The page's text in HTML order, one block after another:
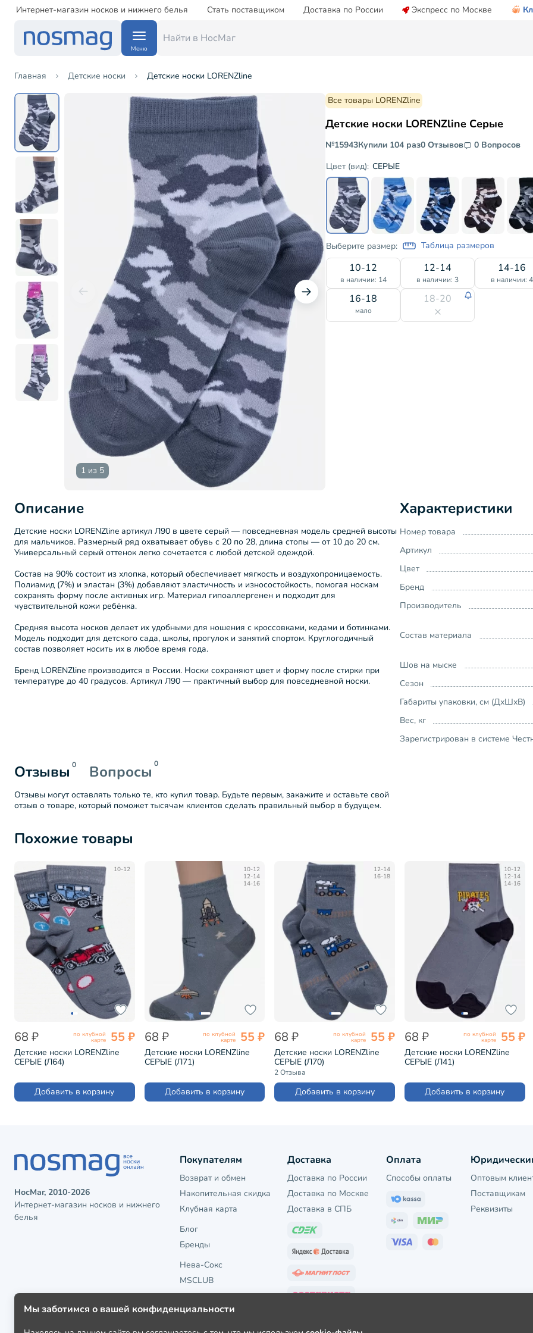
Интернет-магазин носков и нижнего белья Стать поставщиком Доставка по России Экспресс по Москве
Меню
Главная Детские носки Детские носки LORENZline
1 из 5
Все товары LORENZline
Детские носки LORENZline Серые
№15943Купили 104 раз0 Отзывов
0 Вопросов
Цвет (вид): СЕРЫЕ
Выберите размер: Таблица размеров
10-12
в наличии: 14
12-14
в наличии: 3
14-16
в наличии: 4
16-18
мало
18-20
Описание
Детские носки LORENZline артикул Л90 в цвете серый — повседневная модель средней высоты
для мальчиков. Размерный ряд охватывает обувь с 20 по 28, длина стопы — от 10 до 20 см.
Универсальный серый оттенок легко сочетается с любой детской одеждой.
Состав на 90% состоит из хлопка, который обеспечивает мягкость и воздухопроницаемость.
Полиамид (7%) и эластан (3%) добавляют эластичность и износостойкость, помогая носкам
сохранять форму после активных игр. Материал гипоаллергенен и подходит для
чувствительной кожи ребёнка.
Средняя высота носков делает их удобными для ношения с кроссовками, кедами и ботинками.
Модель подходит для детского сада, школы, прогулок и занятий спортом. Круглогодичный
состав позволяет носить их в любое время года.
Бренд LORENZline производится в России. Носки сохраняют цвет и форму после стирки при
температуре до 40 градусов. Артикул Л90 — практичный выбор для повседневной носки.
Характеристики
Номер товара
Артикул
Цвет
Бренд
Производитель
Состав материала
Шов на мыске
Сезон
Габариты упаковки, см (ДхШхВ)
Вес, кг
Зарегистрирован в системе
Отзывы 0 Вопросы 0
Отзывы могут оставлять только те, кто купил товар. Будьте первым, закажите и оставьте свой
отзыв о товаре, который поможет тысячам клиентов сделать правильный выбор в будущем.
Похожие товары
10-12
68 ₽ по клубной
карте 55 ₽
Детские носки LORENZline
СЕРЫЕ (Л64)
Добавить в корзину
10-12
12-14
14-16
68 ₽ по клубной
карте 55 ₽
Детские носки LORENZline
СЕРЫЕ (Л71)
Добавить в корзину
12-14
16-18
68 ₽ по клубной
карте 55 ₽
Детские носки LORENZline
СЕРЫЕ (Л70)
2 Отзыва
Добавить в корзину
10-12
12-14
14-16
68 ₽ по клубной
карте 55 ₽
Детские носки LORENZline
СЕРЫЕ (Л41)
Добавить в корзину
НосМаг, 2010-2026
Интернет-магазин носков и нижнего
белья
Покупателям
Возврат и обмен
Накопительная скидка
Клубная карта
Блог
Бренды
Нева-Сокс
MSCLUB
Доставка
Доставка по России
Доставка по Москве
Доставка в СПБ
Оплата
Способы оплаты
Оптовым
Поставщикам
Реквизиты
Мы заботимся о вашей конфиденциальности